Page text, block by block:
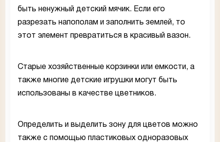
быть ненужный детский мячик. Если его
разрезать напополам и заполнить землей, то
этот элемент превратиться в красивый вазон.
Старые хозяйственные корзинки или емкости, а
также многие детские игрушки могут быть
использованы в качестве цветников.
Определить и выделить зону для цветов можно
также с помощью пластиковых одноразовых